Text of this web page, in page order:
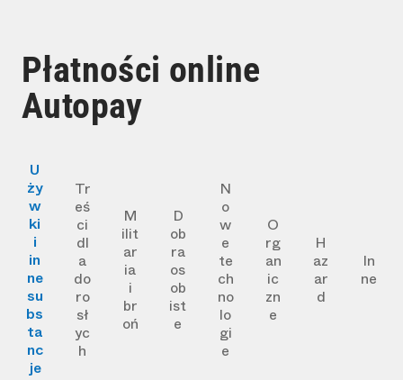
Płatności online
Autopay
U
ży
w
ki
i
in
ne
su
bs
ta
nc
je
Tr
eś
ci
dl
a
do
ro
sł
yc
h
M
ilit
ar
ia
i
br
oń
D
ob
ra
os
ob
ist
e
N
o
w
e
te
ch
no
lo
gi
e
O
rg
an
ic
zn
e
H
az
ar
d
In
ne